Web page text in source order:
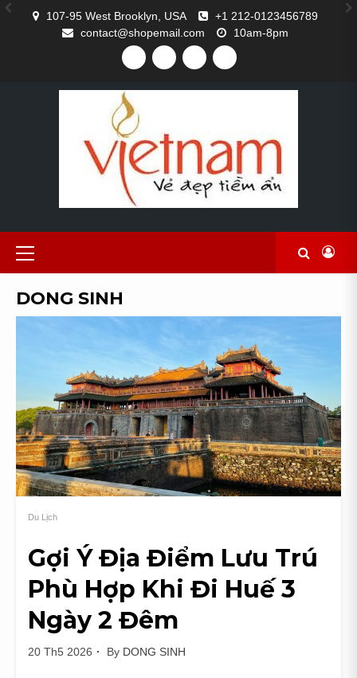
Skip
107-95 West Brooklyn, USA
+1 212-0123456789
contact@shopemail.com
10am-8pm
FACEBOOK
TWITTERGITHUBINSTAGRAM
Primary
Menu
DONG SINH
Du Lịch
Gợi Ý Địa Điểm Lưu Trú
Phù Hợp Khi Đi Huế 3
Ngày 2 Đêm
20 Th5 2026 By DONG SINH